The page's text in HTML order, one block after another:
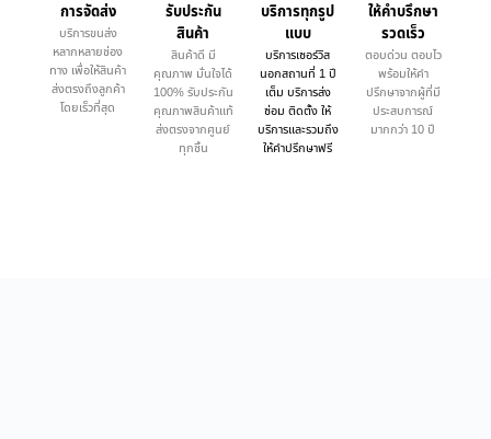
การจัดส่ง
บริการขนส่ง
หลากหลายช่อง
ทาง เพื่อให้สินค้า
ส่งตรงถึงลูกค้า
โดยเร็วที่สุด
รับประกัน
สินค้า
สินค้าดี มี
คุณภาพ มั่นใจได้
100% รับประกัน
คุณภาพสินค้าแท้
ส่งตรงจากศูนย์
ทุกชิ้น
บริการทุกรูป
แบบ
บริการเซอร์วิส
นอกสถานที่ 1 ปี
เต็ม บริการส่ง
ซ่อม ติดตั้ง ให้
บริการและรวมถึง
ให้คำปรึกษาฟรี
ให้คำบรึกษา
รวดเร็ว
ตอบด่วน ตอบไว
พร้อมให้คำ
ปรึกษาจากผู้ที่มี
ประสบการณ์
มากกว่า 10 ปี